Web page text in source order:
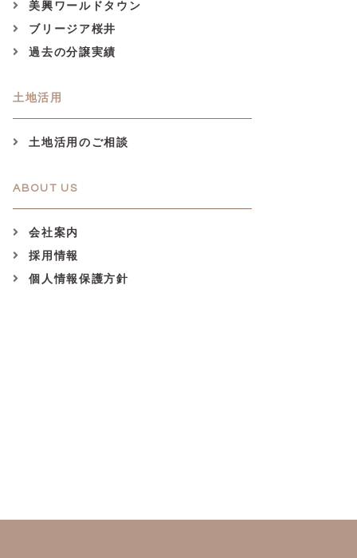
美興ワールドタウン
ブリージア桜井
過去の分譲実績
土地活用
土地活用のご相談
ABOUT US
会社案内
採用情報
個人情報保護方針